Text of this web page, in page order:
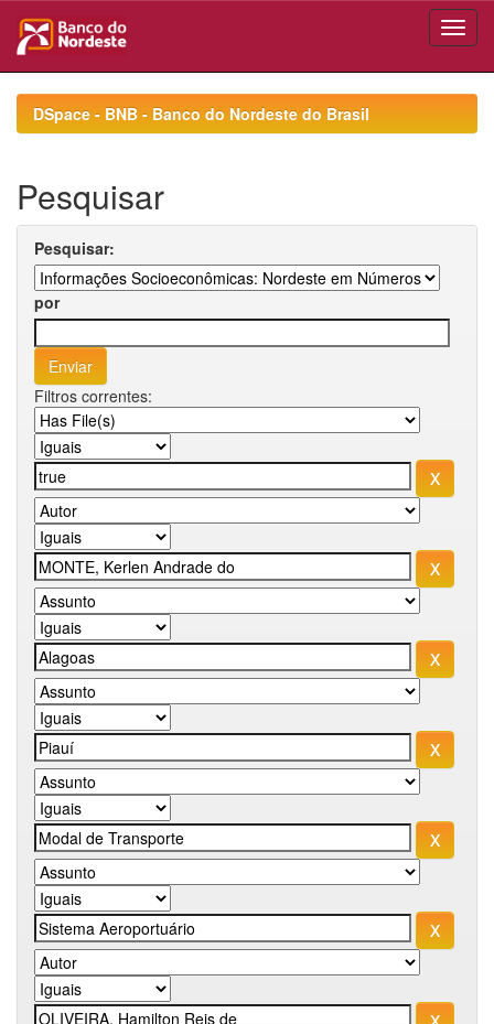
navigationDSpace - BNB - Banco do Nordeste do Brasil
Pesquisar
Pesquisar:
por
Filtros correntes: